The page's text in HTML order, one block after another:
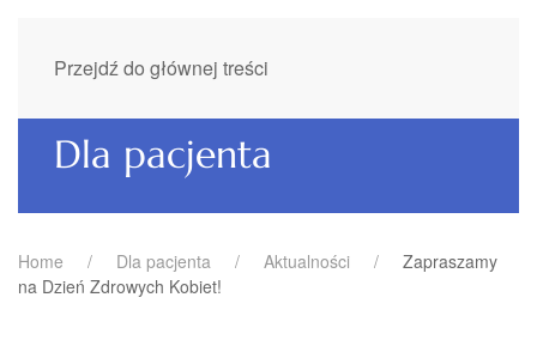
Przejdź do głównej treści
Dla pacjenta
Home Dla pacjenta Aktualności
Zapraszamy
na Dzień Zdrowych Kobiet!